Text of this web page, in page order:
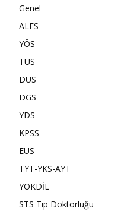
Genel
ALES
YÖS
TUS
DUS
DGS
YDS
KPSS
EUS
TYT-YKS-AYT
YÖKDİL
STS Tıp Doktorluğu